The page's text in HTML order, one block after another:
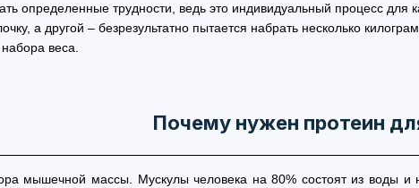
определенные трудности, ведь это индивидуальный процесс для
а другой – безрезультатно пытается набрать несколько
веса.
Почему нужен протеин
мышечной массы. Мускулы человека на 80% состоят из воды и